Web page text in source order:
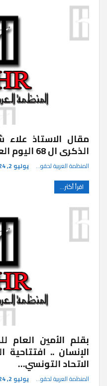
مقال الاستاذ
الذكرى ال 68 اليوم العالمي لحقوق الإنسان
المنظمة العربية لحقوق الإنسان يوليو 2, 2024
اقرأ أكثر...
بقلم الأمين العام
الإنسان .. افتتاحية
الاتحاد التونسي…
المنظمة العربية لحقوق الإنسان يوليو 2, 2024